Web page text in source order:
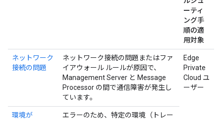
ーティ
ング手
順の適
用対象
ネットワーク
接続の問題
ネットワーク接続の問題またはファ
イアウォール ルールが原因で、
Management Server と Message
Processor の間で通信障害が発生し
ています。
Edge
Private
Cloud ユ
ーザー
環境が
エラーのため、特定の環境（トレー